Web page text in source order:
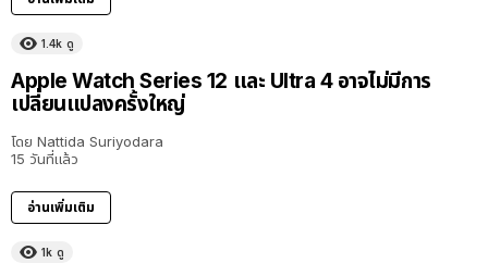
1.4k ดู
Apple Watch Series 12 และ Ultra 4 อาจไม่มีการ
เปลี่ยนแปลงครั้งใหญ่
โดย Nattida Suriyodara
15 วันที่แล้ว
อ่านเพิ่มเติม
1k ดู